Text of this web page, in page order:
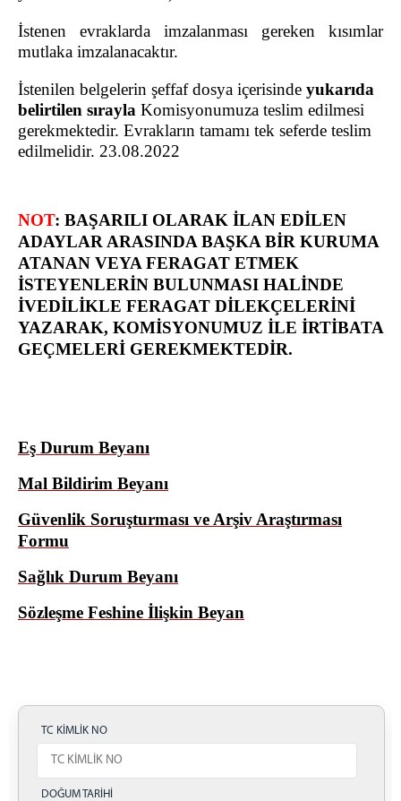
İstenen evraklarda imzalanması gereken kısımlar
mutlaka imzalanacaktır.
İstenilen belgelerin şeffaf dosya içerisinde yukarıda
belirtilen sırayla Komisyonumuza teslim edilmesi
gerekmektedir. Evrakların tamamı tek seferde teslim
edilmelidir. 23.08.2022
NOT: BAŞARILI OLARAK İLAN EDİLEN
ADAYLAR ARASINDA BAŞKA BİR KURUMA
ATANAN VEYA FERAGAT ETMEK
İSTEYENLERİN BULUNMASI HALİNDE
İVEDİLİKLE FERAGAT DİLEKÇELERİNİ
YAZARAK, KOMİSYONUMUZ İLE İRTİBATA
GEÇMELERİ GEREKMEKTEDİR.
Eş Durum Beyanı
Mal Bildirim Beyanı
Güvenlik Soruşturması ve Arşiv Araştırması
Formu
Sağlık Durum Beyanı
Sözleşme Feshine İlişkin Beyan
TC KİMLİK NO
DOĞUM TARİHİ